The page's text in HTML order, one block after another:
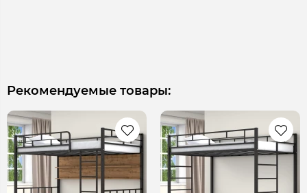
Рекомендуемые товары: